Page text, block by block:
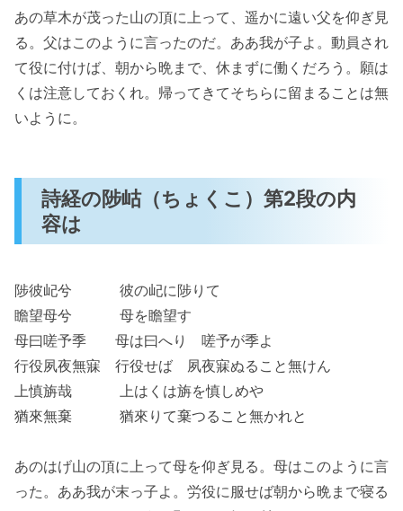
あの草木が茂った山の頂に上って、遥かに遠い父を仰ぎ見
る。父はこのように言ったのだ。ああ我が子よ。動員され
て役に付けば、朝から晩まで、休まずに働くだろう。願は
くは注意しておくれ。帰ってきてそちらに留まることは無
いように。
詩経の陟岵（ちょくこ）第2段の内
容は
陟彼屺兮 彼の屺に陟りて
瞻望母兮 母を瞻望す
母曰嗟予季 母は曰へり 嗟予が季よ
行役夙夜無寐 行役せば 夙夜寐ぬること無けん
上慎旃哉 上はくは旃を慎しめや
猶來無棄 猶來りて棄つること無かれと
あのはげ山の頂に上って母を仰ぎ見る。母はこのように言
った。ああ我が末っ子よ。労役に服せば朝から晩まで寝る